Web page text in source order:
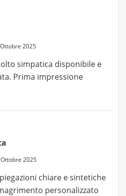
2025
simpatica disponibile e
Prima impressione
2025
chiare e sintetiche
personalizzato